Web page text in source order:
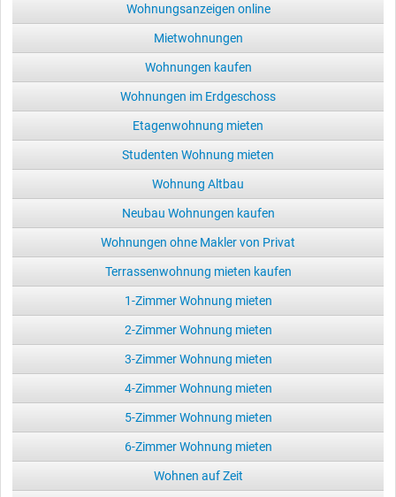
Wohnungsanzeigen online
Mietwohnungen
Wohnungen kaufen
Wohnungen im Erdgeschoss
Etagenwohnung mieten
Studenten Wohnung mieten
Wohnung Altbau
Neubau Wohnungen kaufen
Wohnungen ohne Makler von Privat
Terrassenwohnung mieten kaufen
1-Zimmer Wohnung mieten
2-Zimmer Wohnung mieten
3-Zimmer Wohnung mieten
4-Zimmer Wohnung mieten
5-Zimmer Wohnung mieten
6-Zimmer Wohnung mieten
Wohnen auf Zeit